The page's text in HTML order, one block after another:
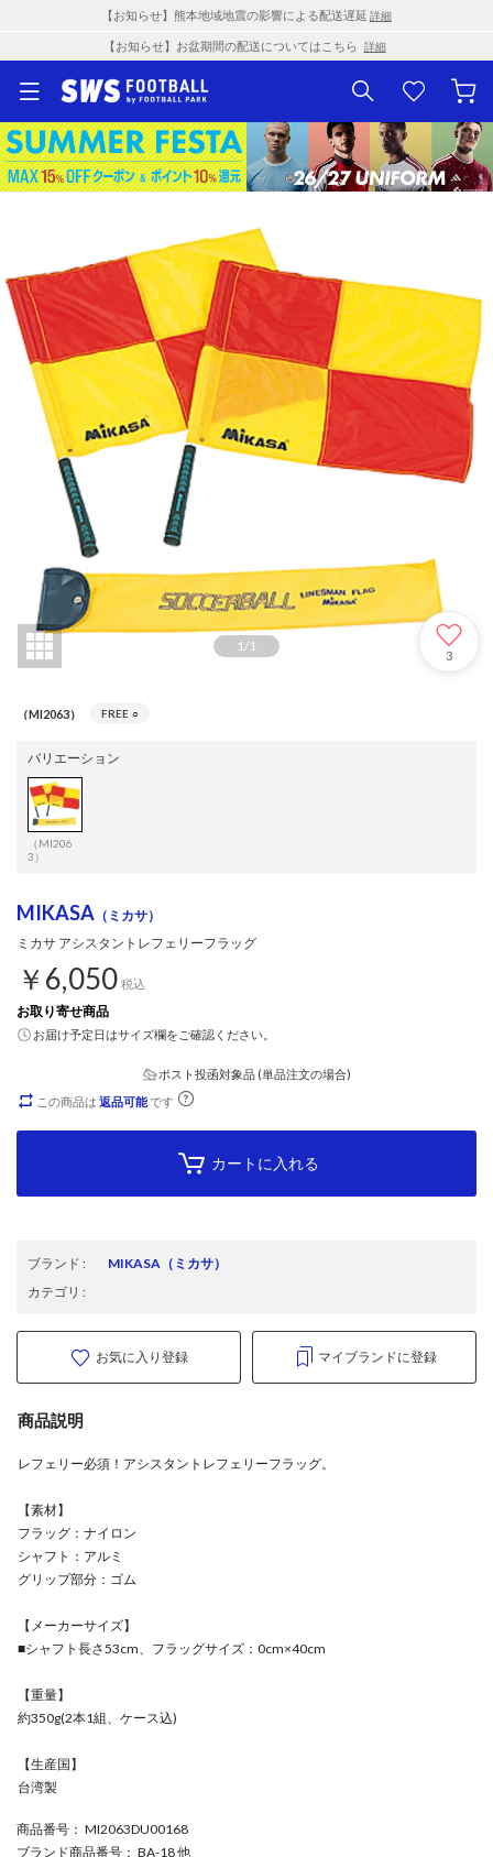
【お知らせ】熊本地域地震の影響による配送遅延 詳細
【お知らせ】お盆期間の配送についてはこちら 詳細
1/1
3
（MI2063） FREE ○
バリエーション
（MI206
3）
MIKASA （ミカサ）
ミカサ アシスタントレフェリーフラッグ
￥6,050 税込
お取り寄せ商品
お届け予定日はサイズ欄をご確認ください。
ポスト投函対象品 (単品注文の場合)
この商品は 返品可能です
カートに入れる
ブランド : MIKASA （ミカサ）
カテゴリ :
お気に入り登録 マイブランドに登録
商品説明
レフェリー必須！アシスタントレフェリーフラッグ。
【素材】
フラッグ：ナイロン
シャフト：アルミ
グリップ部分：ゴム
【メーカーサイズ】
■シャフト長さ53cm、フラッグサイズ：0cm×40cm
【重量】
約350g(2本1組、ケース込)
【生産国】
台湾製
商品番号 ： MI2063DU00168
ブランド商品番号 ： BA-18 他